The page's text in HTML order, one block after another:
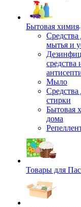
Бытовая химия
Средства
мытья и
средства
Мыло
Средства
стирки
Бытовая
дома
Товары для